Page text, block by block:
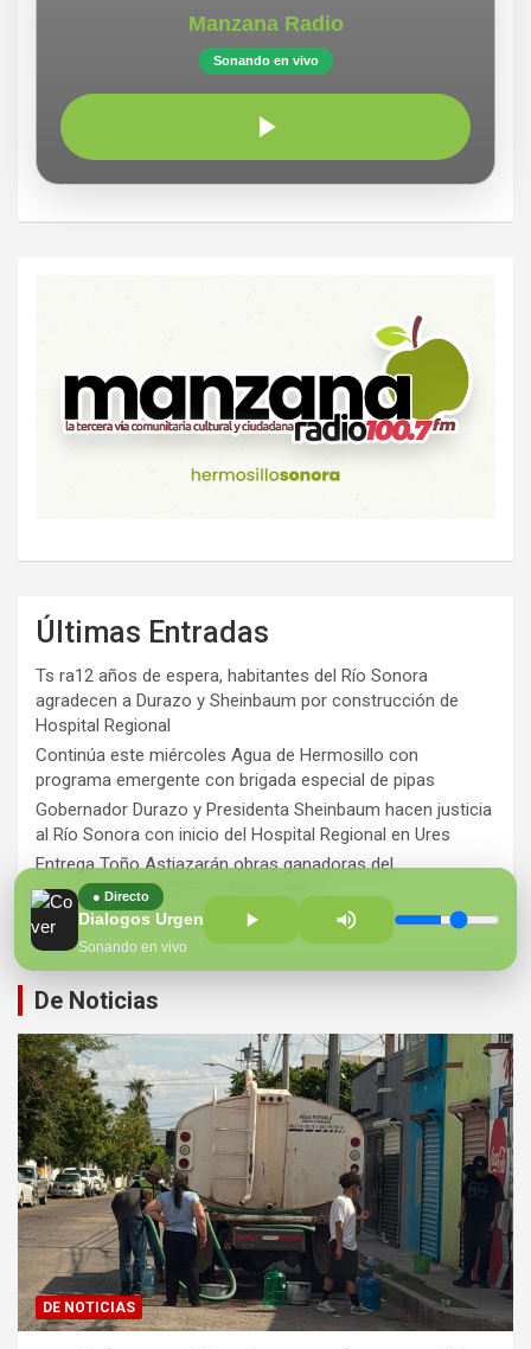
Manzana Radio
Sonando en vivo
● Directo
Sonando en vivo
Últimas Entradas
Ts ra12 años de espera, habitantes del Río Sonora
agradecen a Durazo y Sheinbaum por construcción de
Hospital Regional
Continúa este miércoles Agua de Hermosillo con
programa emergente con brigada especial de pipas
Gobernador Durazo y Presidenta Sheinbaum hacen justicia
al Río Sonora con inicio del Hospital Regional en Ures
Entrega Toño Astiazarán obras ganadoras del
presupuesto CRECES en Montecarlo
¡Perversidad sin límites!
De Noticias
DE NOTICIAS